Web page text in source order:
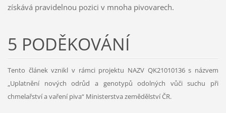
získává pravidelnou pozici v mnoha pivovarech.
5 PODĚKOVÁNÍ
Tento článek vznikl v rámci projektu NAZV QK21010136 s názvem
„Uplatnění nových odrůd a genotypů odolných vůči suchu při
chmelařství a vaření piva“ Ministerstva zemědělství ČR.